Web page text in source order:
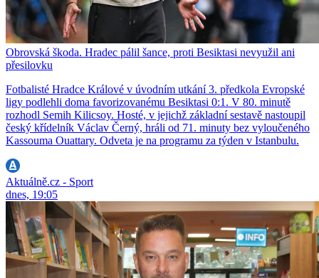
Obrovská škoda. Hradec pálil šance, proti Besiktasi nevyužil ani
přesilovku
Fotbalisté Hradce Králové v úvodním utkání 3. předkola Evropské
ligy podlehli doma favorizovanému Besiktasi 0:1. V 80. minutě
rozhodl Semih Kilicsoy. Hosté, v jejichž základní sestavě nastoupil
český křídelník Václav Černý, hráli od 71. minuty bez vyloučeného
Kassouma Ouattary. Odveta je na programu za týden v Istanbulu.
Aktuálně.cz - Sport
dnes, 19:05